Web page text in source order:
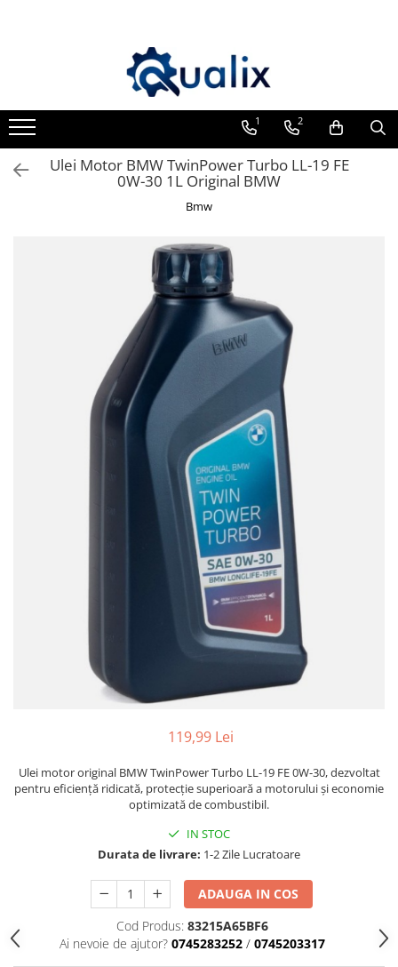
Adblue
Antigel
Solutii Parbriz
Soluții de Curățare
Adaptoare LED
Intretinere baterie si sisteme
Restaurare Faruri
Etansanti Auto
Lubrifianti Multifunctionali
Solutii curatare componente
Spray frane/ambreiaj
1 2
Ulei Motor BMW TwinPower Turbo LL-19 FE
0W-30 1L Original BMW
Bmw
119,99 Lei
Ulei motor original BMW TwinPower Turbo LL-19 FE 0W-30, dezvoltat
pentru eficiență ridicată, protecție superioară a motorului și economie
optimizată de combustibil.
IN STOC
Durata de livrare: 1-2 Zile Lucratoare
ADAUGA IN COS
Cod Produs: 83215A65BF6
Ai nevoie de ajutor? 0745283252 / 0745203317